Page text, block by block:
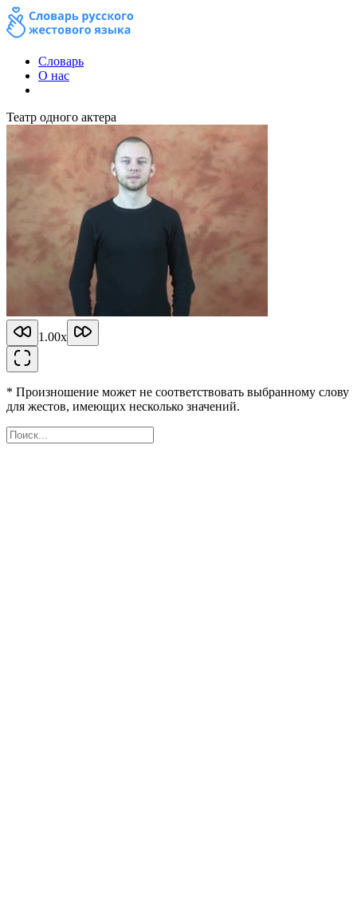
Словарь
О нас
Театр одного актера
1.00x
* Произношение может не соответствовать выбранному слову
для жестов, имеющих несколько значений.